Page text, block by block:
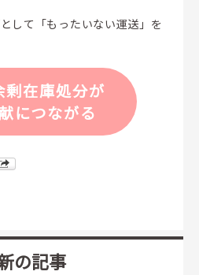
して「もったいない運送」を
剰在庫処分が
につながる
の記事